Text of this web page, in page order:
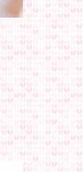
BOTÃO